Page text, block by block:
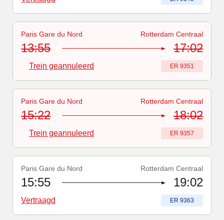
Treinnummer:
ER 9351-Trein geannuleerd
Paris Gare du Nord Rotterdam Centraal
13:55 17:02
Trein geannuleerd Treinnummer
ER 9351
Treinnummer:
ER 9357-Trein geannuleerd
Paris Gare du Nord Rotterdam Centraal
15:22 18:02
Trein geannuleerd Treinnummer
ER 9357
Treinnummer:
ER 9363-Vertraagd
Paris Gare du Nord Rotterdam Centraal
15:55 19:02
Vertraagd Treinnummer
ER 9363